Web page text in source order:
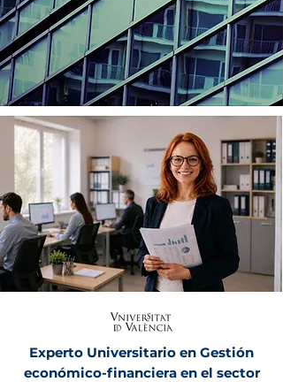
Experto Universitario en Gestión
económico-financiera en el sector